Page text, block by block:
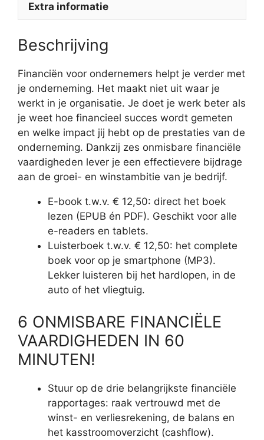
Extra informatie
Beschrijving
Financiën voor ondernemers helpt je verder met
je onderneming. Het maakt niet uit waar je
werkt in je organisatie. Je doet je werk beter als
je weet hoe financieel succes wordt gemeten
en welke impact jij hebt op de prestaties van de
onderneming. Dankzij zes onmisbare financiële
vaardigheden lever je een effectievere bijdrage
aan de groei- en winstambitie van je bedrijf.
E-book t.w.v. € 12,50: direct het boek
lezen (EPUB én PDF). Geschikt voor alle
e-readers en tablets.
Luisterboek t.w.v. € 12,50: het complete
boek voor op je smartphone (MP3).
Lekker luisteren bij het hardlopen, in de
auto of het vliegtuig.
6 ONMISBARE FINANCIËLE
VAARDIGHEDEN IN 60
MINUTEN!
Stuur op de drie belangrijkste financiële
rapportages: raak vertrouwd met de
winst- en verliesrekening, de balans en
het kasstroomoverzicht (cashflow).